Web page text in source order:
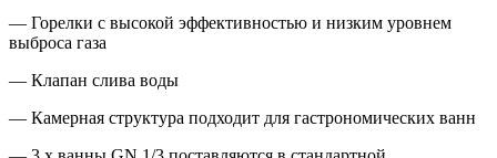
— Горелки с высокой эффективностью и низким уровнем
выброса газа
— Клапан слива воды
— Камерная структура подходит для гастрономических ванн